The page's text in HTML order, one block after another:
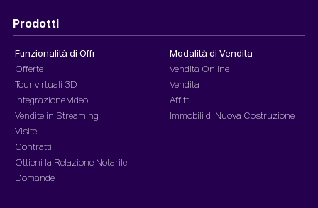
Prodotti
Funzionalità di Offr
Offerte
Tour virtuali 3D
Integrazione video
Vendite in Streaming
Visite
Contratti
Ottieni la Relazione Notarile
Domande
Modalità di Vendita
Vendita Online
Vendita
Affitti
Immobili di Nuova Costruzione